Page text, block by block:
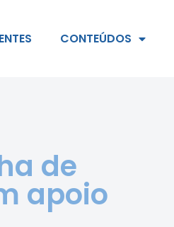
CONTEÚDOS
de
apoio